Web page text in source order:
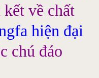
về chất
hiện đại
chú đáo